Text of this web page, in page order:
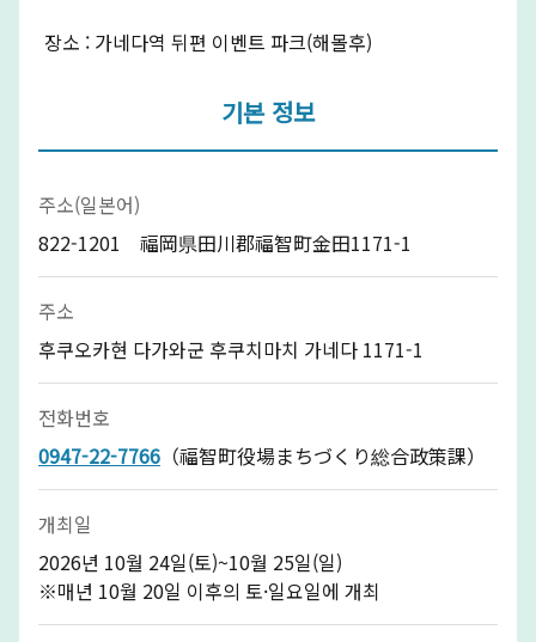
장소 : 가네다역 뒤편 이벤트 파크(해몰후)
기본 정보
주소(일본어)
822-1201 福岡県田川郡福智町金田1171-1
주소
후쿠오카현 다가와군 후쿠치마치 가네다 1171-1
전화번호
0947-22-7766 （福智町役場まちづくり総合政策課）
개최일
2026년 10월 24일(토)~10월 25일(일)
※매년 10월 20일 이후의 토·일요일에 개최